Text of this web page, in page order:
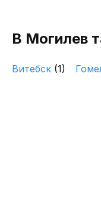
В Могилев
Витебск (1)